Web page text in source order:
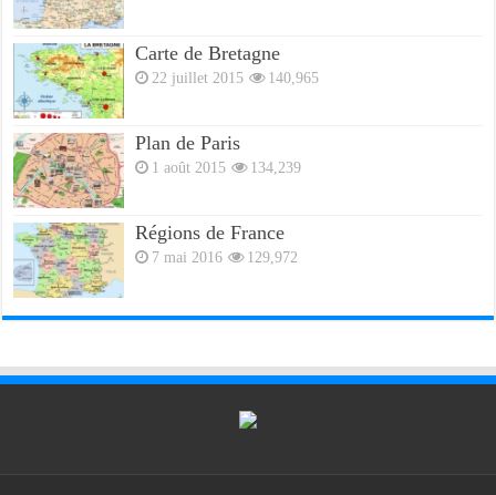
Carte de Bretagne
22 juillet 2015 140,965
Plan de Paris
1 août 2015 134,239
Régions de France
7 mai 2016 129,972